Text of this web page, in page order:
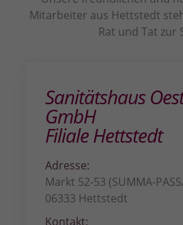
Mitarbeiter aus Hettstedt
Rat und Tat zur
Sanitätshaus
GmbH
Filiale Hettstedt
Adresse:
Markt 52-53 (SUMMA-
06333 Hettstedt
Kontakt:
Sie können Ihre Einwilligung zu
oder sich weitere Informationen
bestimmte Cookies auswählen.
Zurück
Datenschutzeinstellungen
Essenziell (3)
Essenzielle Cookies ermöglichen
die einwandfreie Funktion der Website
Cookie-Informationen
Statistiken (1)